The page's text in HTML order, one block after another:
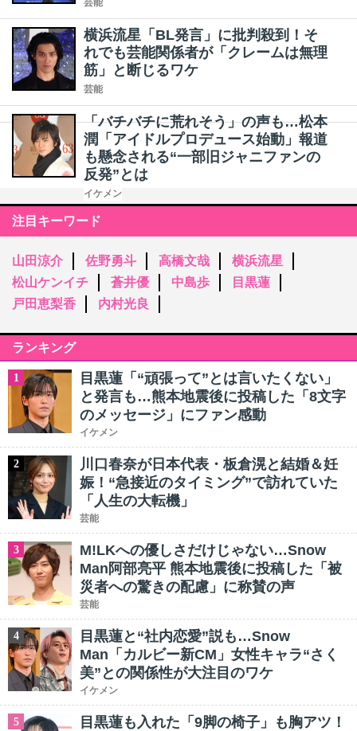
芸能
横浜流星「BL発言」に批判殺到！そ
れでも芸能関係者が「クレームは無理
筋」と断じるワケ
芸能
「バチバチに荒れそう」の声も…松本
潤「アイドルプロデュース始動」報道
も懸念される“一部旧ジャニファンの
反発”とは
イケメン
注目キーワード
山田涼介 佐野勇斗 高橋文哉
横浜流星
松山ケンイチ
蒼井優 中島歩
目黒蓮
戸田恵梨香
内村光良
ランキング
1
目黒蓮「“頑張って”とは言いたくない」
と発言も…熊本地震後に投稿した「8文字
のメッセージ」にファン感動
イケメン
2
川口春奈が日本代表・板倉滉と結婚＆妊
娠！“急接近のタイミング”で訪れていた
「人生の大転機」
芸能
3
M!LKへの優しさだけじゃない…Snow
Man阿部亮平 熊本地震後に投稿した「被
災者への驚きの配慮」に称賛の声
芸能
4
目黒蓮と“社内恋愛”説も…Snow
Man「カルビー新CM」女性キャラ“さく
美”との関係性が大注目のワケ
イケメン
5 目黒蓮も入れた「9脚の椅子」も胸アツ！